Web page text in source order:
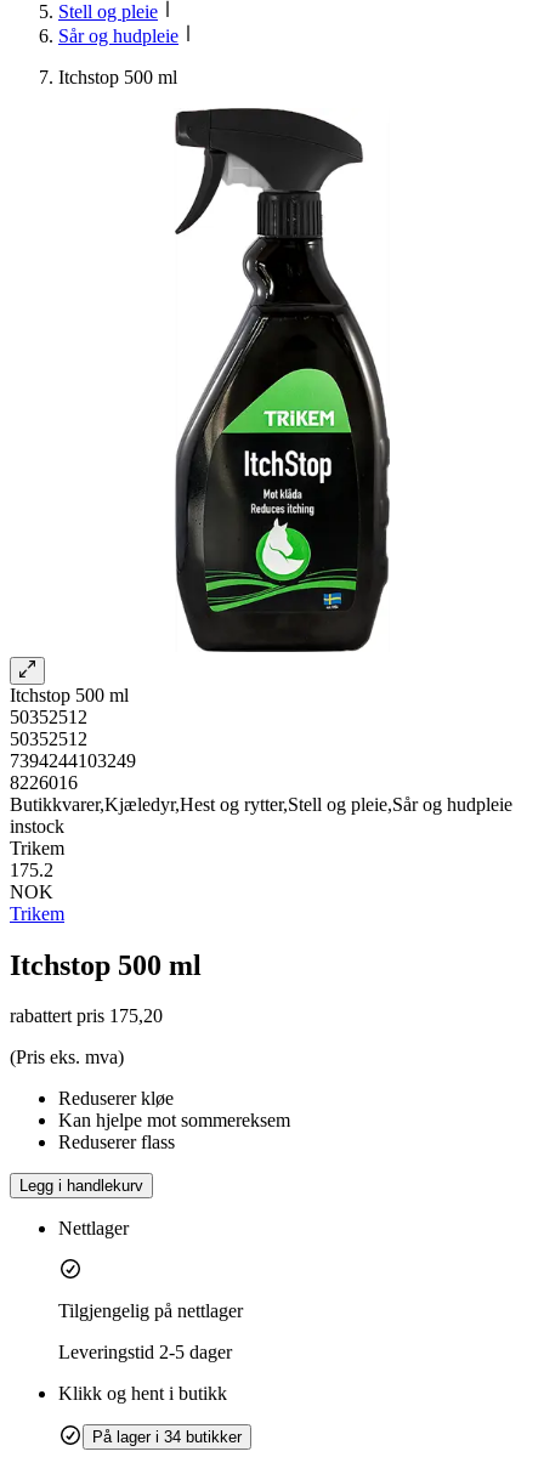
Stell og pleie
Sår og hudpleie
Itchstop 500 ml
Itchstop 500 ml
50352512
50352512
7394244103249
8226016
Butikkvarer,Kjæledyr,Hest og rytter,Stell og pleie,Sår og hudpleie
instock
Trikem
175.2
NOK
Trikem
Itchstop 500 ml
rabattert pris 175,20
(Pris eks. mva)
Reduserer kløe
Kan hjelpe mot sommereksem
Reduserer flass
Legg i handlekurv
Nettlager
Tilgjengelig på nettlager
Leveringstid 2-5 dager
Klikk og hent i butikk
På lager i 34 butikker